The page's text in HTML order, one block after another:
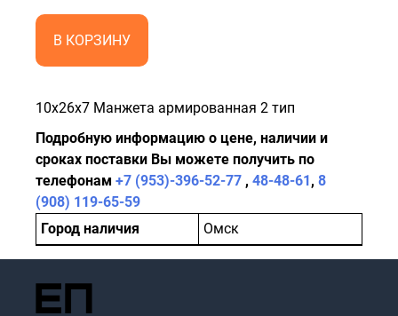
В КОРЗИНУ
10x26x7 Манжета армированная 2 тип
Подробную информацию о цене, наличии и
сроках поставки Вы можете получить по
телефонам +7 (953)-396-52-77 , 48-48-61, 8
(908) 119-65-59
Город наличия
Омск